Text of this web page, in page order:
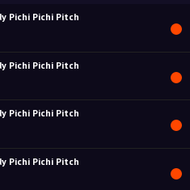
Pichi Pichi Pitch
Pichi Pichi Pitch
Pichi Pichi Pitch
Pichi Pichi Pitch